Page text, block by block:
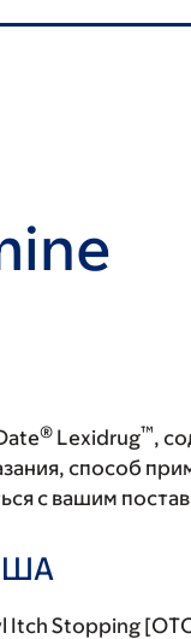
® Lexidrug™,
способ
с вашим
Stopping